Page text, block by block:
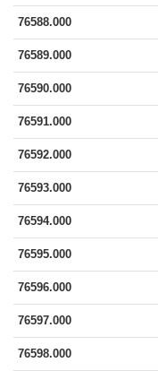
76588.000
76589.000
76590.000
76591.000
76592.000
76593.000
76594.000
76595.000
76596.000
76597.000
76598.000